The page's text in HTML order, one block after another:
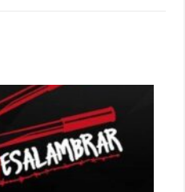
irratiko Hizpidea saioan
20 urteez